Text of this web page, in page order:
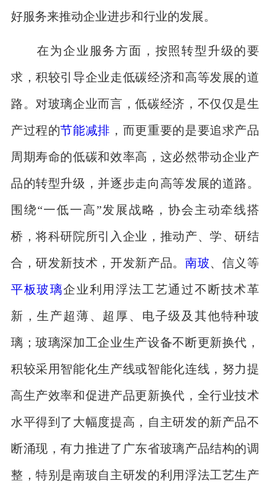
好服务来推动企业进步和行业的发展。
在为企业服务方面，按照转型升级的要
求，积较引导企业走低碳经济和高等发展的道
路。对玻璃企业而言，低碳经济，不仅仅是生
产过程的节能减排 ，而更重要的是要追求产品
周期寿命的低碳和效率高，这必然带动企业产
品的转型升级，并逐步走向高等发展的道路。
围绕“一低一高”发展战略，协会主动牵线搭
桥，将科研院所引入企业，推动产、学、研结
合，研发新技术，开发新产品。 南玻 、信义等
平板玻璃企业利用浮法工艺通过不断技术革
新，生产超薄、超厚、电子级及其他特种玻
璃；玻璃深加工企业生产设备不断更新换代，
积较采用智能化生产线或智能化连线，努力提
高生产效率和促进产品更新换代，全行业技术
水平得到了大幅度提高，自主研发的新产品不
断涌现，有力推进了广东省玻璃产品结构的调
整，特别是南玻自主研发的利用浮法工艺生产